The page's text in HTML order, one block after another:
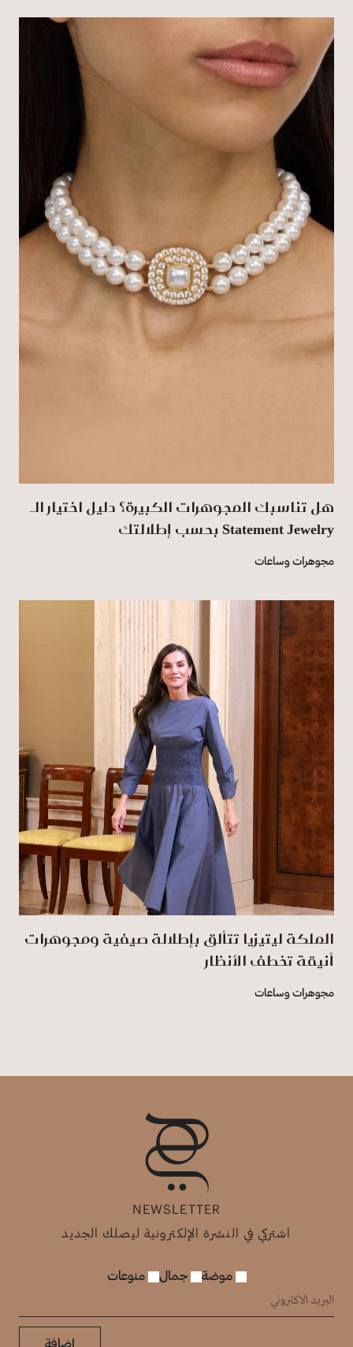
هل تناسبك المجوهرات الكبيرة؟ دليل اختيار الـ
Statement Jewelry بحسب إطلالتك
مجوهرات وساعات
الملكة ليتيزيا تتألق بإطلالة صيفية ومجوهرات
أنيقة تخطف الأنظار
مجوهرات وساعات
NEWSLETTER
اشتركي في النشرة الإلكترونية ليصلك الجديد
موضة جمال منوعات
إضافة